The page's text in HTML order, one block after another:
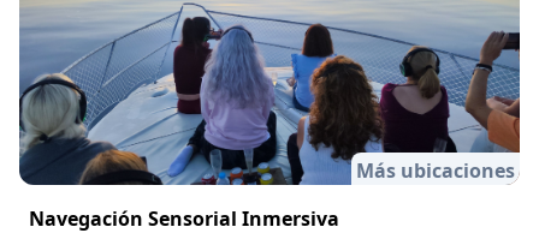
Más ubicaciones
Navegación Sensorial Inmersiva